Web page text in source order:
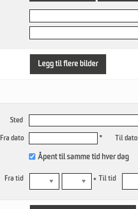
Legg til flere bilder
Sted
Fra dato * Til dato
Åpent til samme tid hver dag
Fra tid * Til tid